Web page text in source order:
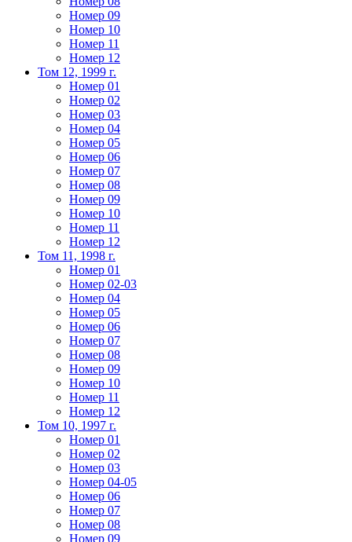
Номер 09
Номер 10
Номер 11
Номер 12
Том 12, 1999 г.
Номер 01
Номер 02
Номер 03
Номер 04
Номер 05
Номер 06
Номер 07
Номер 08
Номер 09
Номер 10
Номер 11
Номер 12
Том 11, 1998 г.
Номер 01
Номер 02-03
Номер 04
Номер 05
Номер 06
Номер 07
Номер 08
Номер 09
Номер 10
Номер 11
Номер 12
Том 10, 1997 г.
Номер 01
Номер 02
Номер 03
Номер 04-05
Номер 06
Номер 07
Номер 08
Номер 09